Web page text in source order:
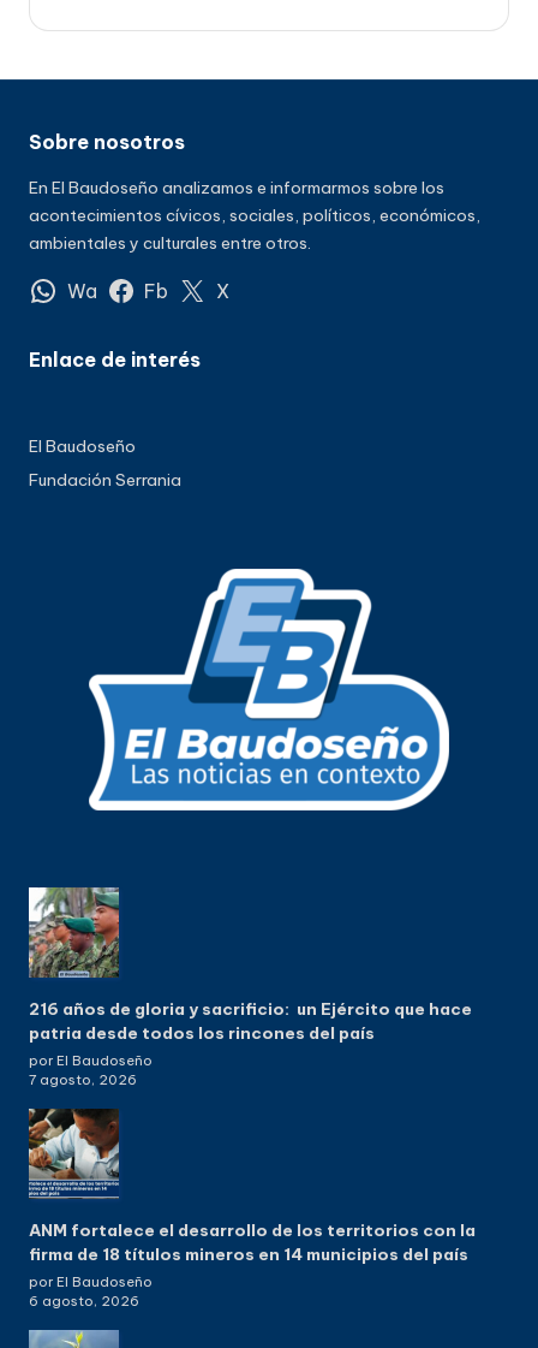
Sobre nosotros
En El Baudoseño analizamos e informarmos sobre los
acontecimientos cívicos, sociales, políticos, económicos,
ambientales y culturales entre otros.
Wa Fb X
Enlace de interés
El Baudoseño
Fundación Serrania
216 años de gloria y sacrificio: un Ejército que hace
patria desde todos los rincones del país
por El Baudoseño
7 agosto, 2026
ANM fortalece el desarrollo de los territorios con la
firma de 18 títulos mineros en 14 municipios del país
por El Baudoseño
6 agosto, 2026